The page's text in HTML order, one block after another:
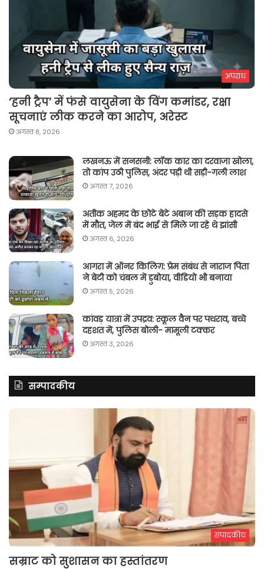
अपराध
‘हनी ट्रैप’ में फंसे वायुसेना के विंग कमांडर, रक्षा
सूचनाएं लीक करने का आरोप, अरेस्ट
अगस्त 8, 2026
लखनऊ में सनसनी: लॉक कार का दरवाजा खोला,
तो कांप उठी पुलिस, अंदर पड़ी थी सड़ी-गली लाश
अगस्त 7, 2026
अतीक अहमद के छोटे बेटे अबान की सड़क हादसे
में मौत, जेल में बंद भाई से मिले जा रहे थे झांसी
अगस्त 6, 2026
आगरा में ऑनर किलिग़: प्रेम संबंध से नाराज पिता
ने बेटी को चंबल में डुबोया, वीडियो भी बनाया
अगस्त 5, 2026
कांवड़ यात्रा में उपद्रव: स्कूल वैन पर पथराव, बच्चे
दहशत में, पुलिस बोली- मामूली टक्कर
अगस्त 3, 2026
सम्पादकीय
संपादकीय
सम्राट को सुशासन का हस्तांतरण